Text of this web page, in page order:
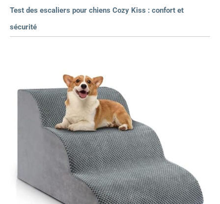
Test des escaliers pour chiens Cozy Kiss : confort et
sécurité